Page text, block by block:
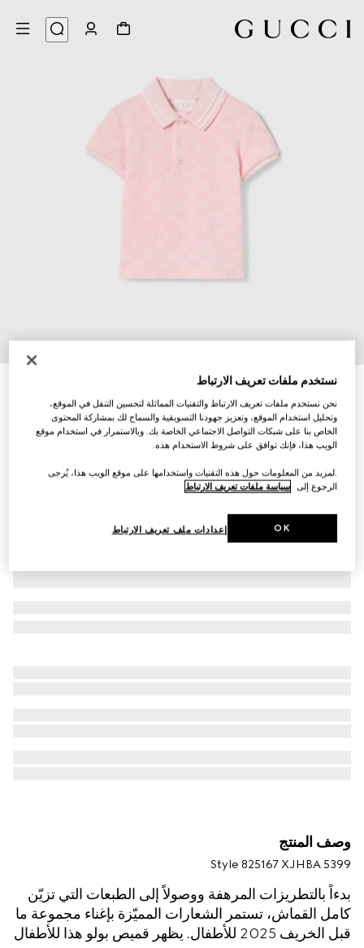
قميص بولو من القطن بنقش GG للأطفال الرضّع
SAR 1,200
تنويعاتزهري فاتح
وصف المنتج
Style ‎825167 XJHBA 5399
بدءاً بالتطريزات المرهفة ووصولاً إلى الطبعات التي تزيّن
كامل القماش، تستمر الشعارات المميّزة بإغناء مجموعة ما
قبل الخريف 2025 للأطفال. يظهر قميص بولو هذا للأطفال
نستخدم ملفات تعريف الارتباط
نحن نستخدم ملفات تعريف الارتباط والتقنيات المماثلة لتحسين التنقل في الموقع،
وتحليل استخدام الموقع، وتعزيز جهودنا التسويقية والسماح لك بمشاركة المحتوى
الخاص بنا على شبكات التواصل الاجتماعي الخاصة بك. وبالاستمرار في استخدام موقع
الويب هذا، فإنك توافق على شروط الاستخدام هذه.
.لمزيد من المعلومات حول هذه التقنيات واستخدامها على موقع الويب هذا، يُرجى
الرجوع إلى سياسة ملفات تعريف الارتباط
إعدادات ملف تعريف الارتباط OK